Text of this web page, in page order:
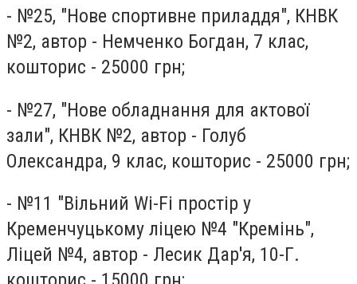
- №25, "Нове спортивне приладдя", КНВК
№2, автор - Немченко Богдан, 7 клас,
кошторис - 25000 грн;
- №27, "Нове обладнання для актової
зали", КНВК №2, автор - Голуб
Олександра, 9 клас, кошторис - 25000 грн;
- №11 "Вільний Wi-Fi простір у
Кременчуцькому ліцею №4 "Кремінь",
Ліцей №4, автор - Лесик Дар'я, 10-Г.